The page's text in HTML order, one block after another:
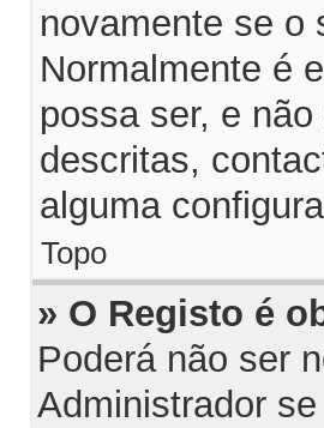
novamente se o
Normalmente é
possa ser, e
descritas,
alguma
Topo
» O Registo é
Poderá não ser
Administrador